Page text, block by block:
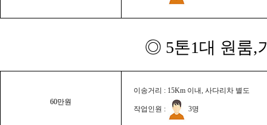
◎ 5톤1대 원룸,
60만원
이송거리 : 15Km 이내, 사다리차 별도
작업인원 : 3명